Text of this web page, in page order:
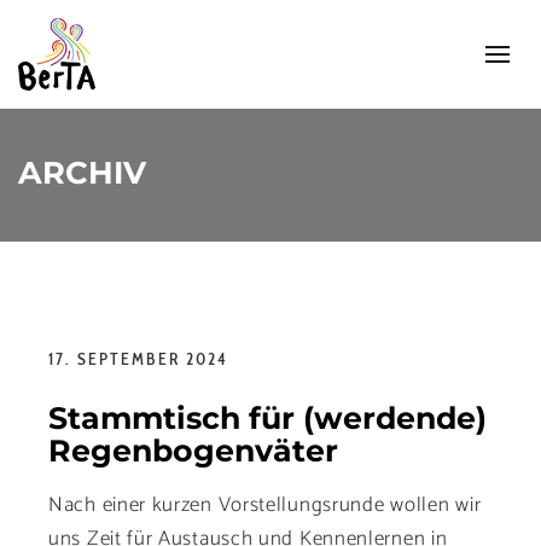
ARCHIV
17. SEPTEMBER 2024
Stammtisch für (werdende)
Regenbogenväter
Nach einer kurzen Vorstellungsrunde wollen wir